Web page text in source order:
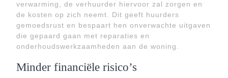
verwarming, de verhuurder hiervoor zal zorgen en
de kosten op zich neemt. Dit geeft huurders
gemoedsrust en bespaart hen onverwachte uitgaven
die gepaard gaan met reparaties en
onderhoudswerkzaamheden aan de woning.
Minder financiële risico’s